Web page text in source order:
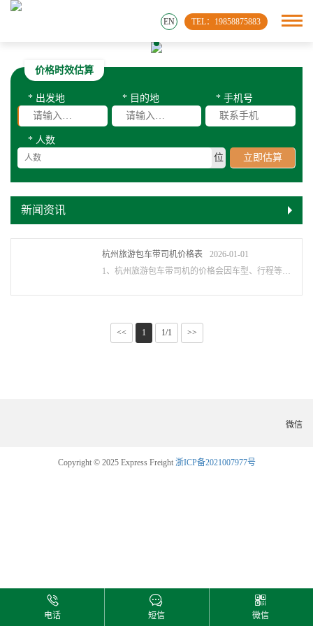
TEL：19858875883
EN
价格时效估算
* 出发地 * 目的地 * 手机号
* 人数
位
立即估算
新闻资讯
杭州旅游包车带司机价格表
2026-01-01
1、杭州旅游包车带司机的价格会因车型、行程等因素而有所不同，以下是一些常见车型的价···
<< 1 1/1 >>
微信
Copyright © 2025 Express Freight 浙ICP备2021007977号
电话 短信 微信